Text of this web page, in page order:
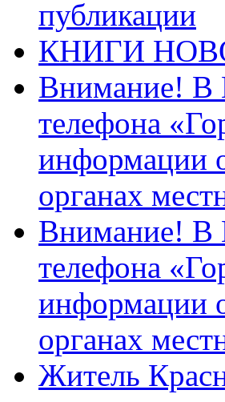
публикации
КНИГИ
Внимание! В
телефона
информации
органах
Внимание! В
телефона
информации
органах
Житель